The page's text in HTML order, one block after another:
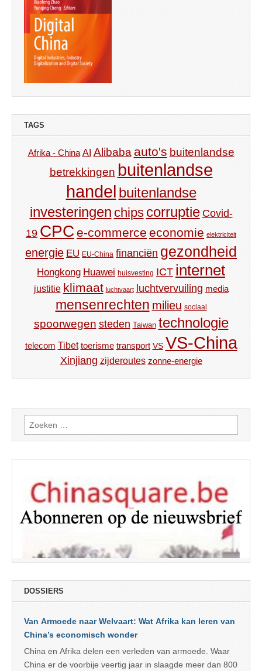
TAGS
Afrika - China AI Alibaba auto's buitenlandse
betrekkingen buitenlandse
handel buitenlandse
investeringen chips corruptie Covid-
19 CPC e-commerce economie elektriciteit
energie EU EU-China financiën gezondheid
Hongkong Huawei huisvesting ICT internet
justitie klimaat luchtvaart luchtvervuiling media
mensenrechten milieu sociaal
spoorwegen steden Taiwan technologie
telecom Tibet toerisme transport VS VS-China
Xinjiang zijderoutes zonne-energie
Zoeken
naar:
DOSSIERS
Van Armoede naar Welvaart: Wat Afrika kan leren van
China’s economisch wonder
China en Afrika delen een verleden van armoede. Waar
China er de voorbije veertig jaar in slaagde meer dan 800